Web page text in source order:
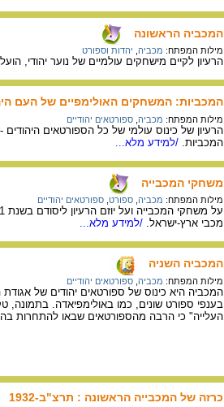
המכביה הראשונה
מילות המפתח: מכביה יהדות וספורט
הרעיון לקיים מישחקים עולמיים של נוער יהודי, הועלה כבר ב-1911, אך רק ב-1932 התקיימה המכביאדה. על המטרות, הקמת האיצטדיון
המכביות: המשחקים האולימפיים של העם
מילות המפתח: מכביה ספורטאים יהודיים
המכביות. /למידע מלא...
משחקי המכבייה
מילות המפתח: מכביה ספורט ספורטאים יהודיים
מכבי ארץ-ישראל. /למידע מלא...
המכביה השניה
מילות המפתח: מכביה ספורטאים יהודיים
המכביה היא כינוס של ספורטאים יהודים של
בענפי ספורט שונים, כמו באולימפיאדה. בתמונה,
העלייה" כי הרבה מהספורטאים שבאו להתחרות
כרזה של המכבייה הראשונה : תרצ"ב-1932